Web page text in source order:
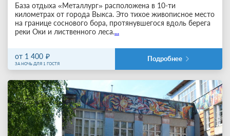
База отдыха «Металлург» расположена в 10-ти
километрах от города Выкса. Это тихое живописное место
на границе соснового бора, протянувшегося вдоль берега
реки Оки и лиственного леса....
от 1 400
ЗА НОЧЬ ДЛЯ 1 ГОСТЯ
Подробнее